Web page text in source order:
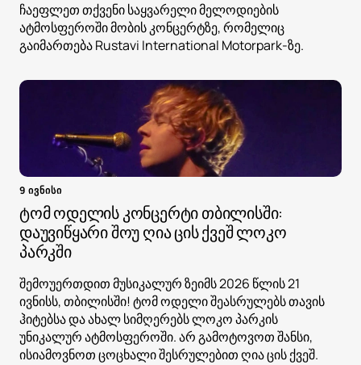
ჩაეფლეთ თქვენი საყვარელი მელოდიების
ატმოსფეროში მობის კონცერტზე, რომელიც
გაიმართება Rustavi International Motorpark-ზე.
9 ივნისი
ტომ ოდელის კონცერტი თბილისში:
დაუვიწყარი შოუ ღია ცის ქვეშ ლოკო
პარკში
შემოუერთდით მუსიკალურ ზეიმს 2026 წლის 21
ივნისს, თბილისში! ტომ ოდელი შეასრულებს თავის
ჰიტებსა და ახალ სიმღერებს ლოკო პარკის
უნიკალურ ატმოსფეროში. არ გამოტოვოთ შანსი,
ისიამოვნოთ ცოცხალი შესრულებით ღია ცის ქვეშ.